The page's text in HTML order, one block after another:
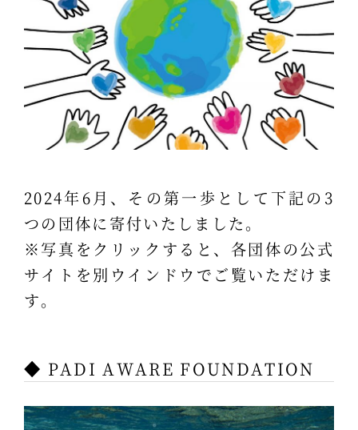
2024年6月、その第一歩として下記の3
つの団体に寄付いたしました。
※写真をクリックすると、各団体の公式
サイトを別ウインドウでご覧いただけま
す。
◆ PADI AWARE FOUNDATION